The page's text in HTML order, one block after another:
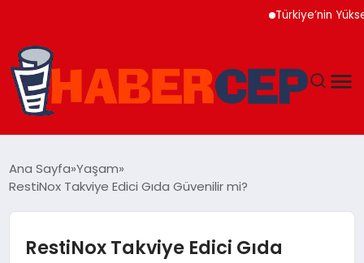
Türkiye’nin Yüksek
TEKNOLOJI
Ana Sayfa Yaşam
RestiNox Takviye Edici Gıda Güvenilir mi?
RestiNox Takviye Edici Gıda